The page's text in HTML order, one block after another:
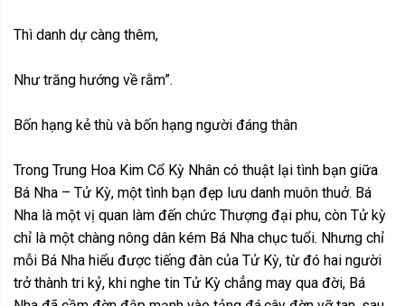
Thì danh dự càng thêm,
Như trăng hướng về rằm”.
Bốn hạng kẻ thù và bốn hạng người đáng thân
Trong Trung Hoa Kim Cổ Kỳ Nhân có thuật lại tình bạn giữa
Bá Nha – Tử Kỳ, một tình bạn đẹp lưu danh muôn thuở. Bá
Nha là một vị quan làm đến chức Thượng đại phu, còn Tử kỳ
chỉ là một chàng nông dân kém Bá Nha chục tuổi. Nhưng chỉ
mỗi Bá Nha hiểu được tiếng đàn của Tử Kỳ, từ đó hai người
trở thành tri kỷ, khi nghe tin Tử Kỳ chẳng may qua đời, Bá